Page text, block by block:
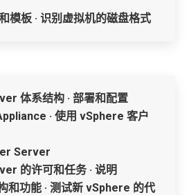
模板 · 识别虚拟机的磁盘格式
体系结构 · 部署和配置
· 使用 vSphere 客户
Server
的许可和任务 · 说明
和功能 · 测试新 vSphere 的代